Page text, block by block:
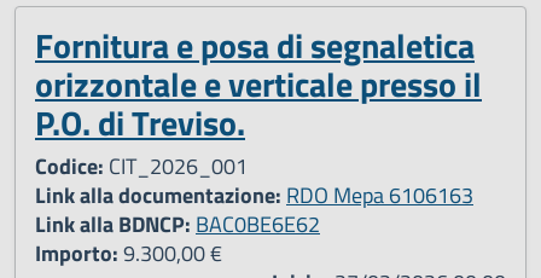
Fornitura e posa di segnaletica
orizzontale e verticale presso il
P.O. di Treviso.
Codice: CIT_2026_001
Link alla documentazione:RDO Mepa 6106163
Link alla BDNCP:BAC0BE6E62
Importo:9.300,00 €